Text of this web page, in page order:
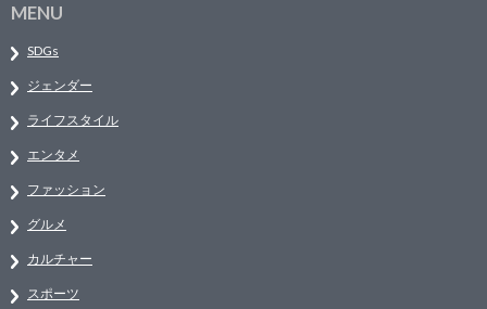
MENU
SDGs
ジェンダー
ライフスタイル
エンタメ
ファッション
グルメ
カルチャー
スポーツ